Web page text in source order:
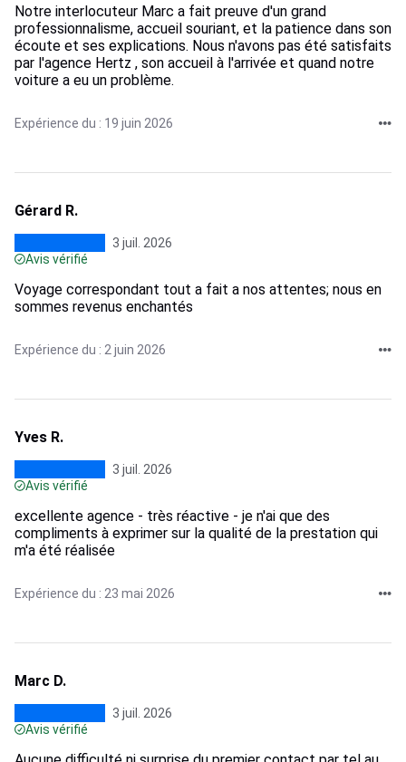
Notre interlocuteur Marc a fait preuve d'un grand
professionnalisme, accueil souriant, et la patience dans son
écoute et ses explications. Nous n'avons pas été satisfaits
par l'agence Hertz , son accueil à l'arrivée et quand notre
voiture a eu un problème.
Expérience du : 19 juin 2026
Gérard R.
3 juil. 2026
Avis vérifié
Voyage correspondant tout a fait a nos attentes; nous en
sommes revenus enchantés
Expérience du : 2 juin 2026
Yves R.
3 juil. 2026
Avis vérifié
excellente agence - très réactive - je n'ai que des
compliments à exprimer sur la qualité de la prestation qui
m'a été réalisée
Expérience du : 23 mai 2026
Marc D.
3 juil. 2026
Avis vérifié